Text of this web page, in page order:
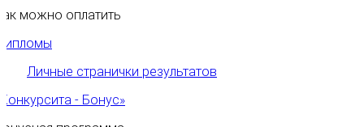
можно оплатить
Личные странички результатов
- Бонус»